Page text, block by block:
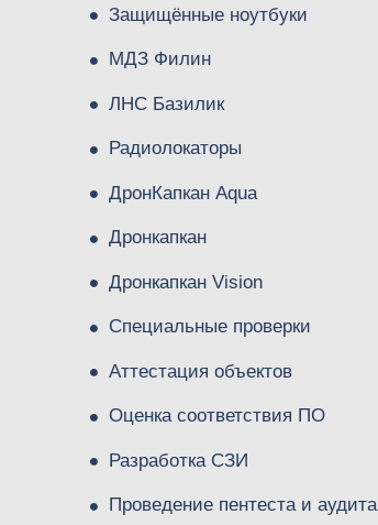
Защищённые ноутбуки
МДЗ Филин
ЛНС Базилик
Радиолокаторы
ДронКапкан Aqua
Дронкапкан
Дронкапкан Vision
Специальные проверки
Аттестация объектов
Оценка соответствия ПО
Разработка СЗИ
Проведение пентеста и аудита